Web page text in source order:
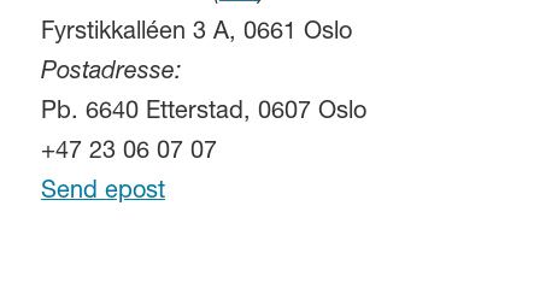
Fyrstikkalléen 3 A, 0661 Oslo
Postadresse:
Pb. 6640 Etterstad, 0607 Oslo
+47 23 06 07 07
Send epost